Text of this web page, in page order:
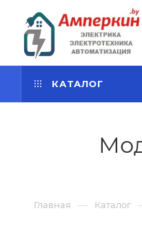
КАТАЛОГ
Главная — Каталог